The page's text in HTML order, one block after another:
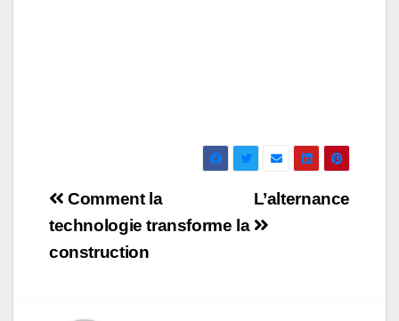
Navigation
de
l’article
L’alternance
Comment la
technologie transforme la
construction